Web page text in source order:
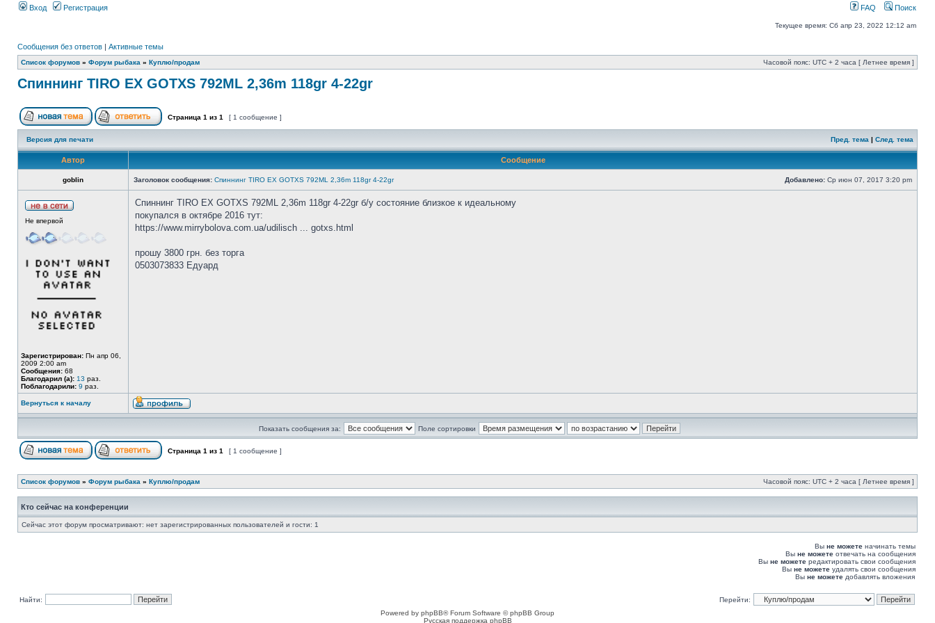
Вход Регистрация FAQ Поиск
Текущее время: Сб апр 23, 2022 12:12 am
Сообщения без ответов | Активные темы
Список форумов » Форум рыбака » Куплю/продам Часовой пояс: UTC + 2 часа [ Летнее время ]
Спиннинг TIRO EX GOTXS 792ML 2,36m 118gr 4-22gr
Страница 1 из 1 [ 1 сообщение ]
Версия для печати Пред. тема | След. тема
Автор Сообщение
goblin Заголовок сообщения: Спиннинг TIRO EX GOTXS 792ML 2,36m 118gr 4-22gr Добавлено: Ср июн 07, 2017 3:20 pm
Не впервой
Зарегистрирован: Пн апр 06,
2009 2:00 am
Сообщения: 68
Благодарил (а): 13 раз.
Поблагодарили: 9 раз.
Спиннинг TIRO EX GOTXS 792ML 2,36m 118gr 4-22gr б/у состояние близкое к идеальному
покупался в октябре 2016 тут:
https://www.mirrybolova.com.ua/udilisch ... gotxs.html
прошу 3800 грн. без торга
0503073833 Едуард
Вернуться к началу
Показать сообщения за: Поле сортировки
Страница 1 из 1 [ 1 сообщение ]
Список форумов » Форум рыбака » Куплю/продам Часовой пояс: UTC + 2 часа [ Летнее время ]
Кто сейчас на конференции
Сейчас этот форум просматривают: нет зарегистрированных пользователей и гости: 1
Вы не можете начинать темы
Вы не можете отвечать на сообщения
Вы не можете редактировать свои сообщения
Вы не можете удалять свои сообщения
Вы не можете добавлять вложения
Найти:
Перейти:
Powered by phpBB® Forum Software © phpBB Group
Русская поддержка phpBB